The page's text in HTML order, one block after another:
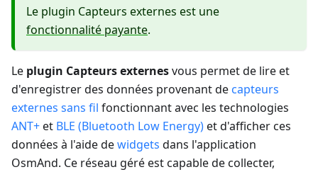
Le plugin Capteurs externes est une
fonctionnalité payante.
Le plugin Capteurs externesvous permet de lire et
d'enregistrer des données provenant de capteurs
externes sans fil fonctionnant avec les technologies
ANT+et BLE (Bluetooth Low Energy)et d'afficher ces
données à l'aide dewidgets dans l'application
OsmAnd. Ce réseau géré est capable de collecter,